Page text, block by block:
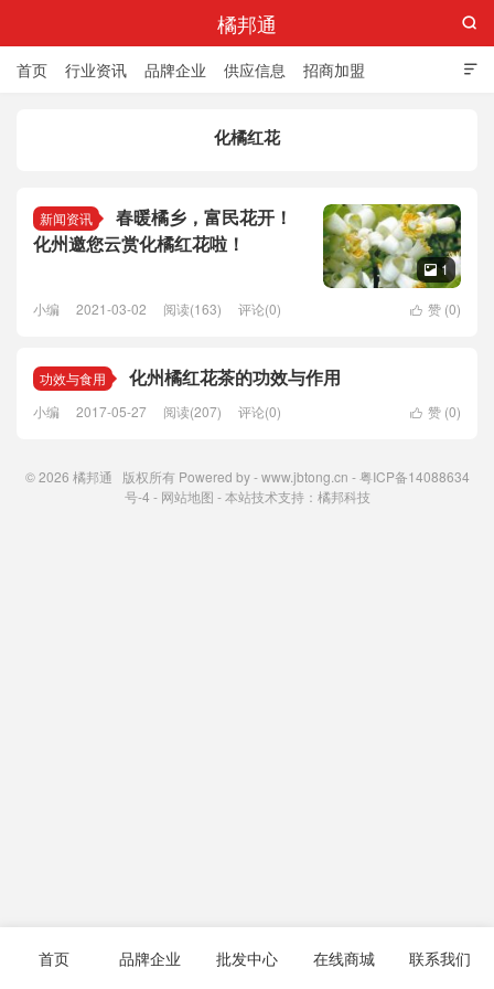
橘邦通

首页 行业资讯 品牌企业 供应信息 招商加盟

化橘红花
新闻资讯
春暖橘乡，富民花开！
化州邀您云赏化橘红花啦！
 1
 赞 (0)
小编 2021-03-02 阅读(163) 评论(0)
功效与食用 化州橘红花茶的功效与作用
 赞 (0)
小编 2017-05-27 阅读(207) 评论(0)
© 2026 橘邦通 版权所有 Powered by -www.jbtong.cn -粤ICP备14088634
号-4 - 网站地图 - 本站技术支持： 橘邦科技
首页 品牌企业 批发中心 在线商城 联系我们